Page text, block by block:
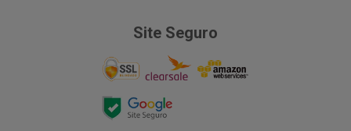
Site Seguro